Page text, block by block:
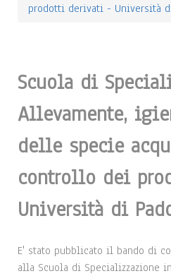
prodotti derivati - Università
Scuola di
Allevamente,
delle specie
controllo dei
Università di
E' stato pubblicato il bando di
alla Scuola di Specializzazione in